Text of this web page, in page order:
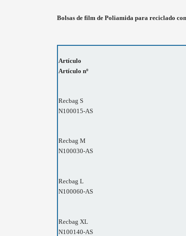
Bolsas de film de Poliamida para reciclado
Artículo
Artículo nº
Recbag S
N100015-AS
Recbag M
N100030-AS
Recbag L
N100060-AS
Recbag XL
N100140-AS